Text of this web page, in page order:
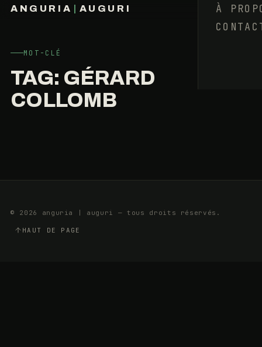
ANGURIA AUGURI
À
MOT-CLÉ
TAG: GÉRARD
COLLOMB
FESTIVALS,
ILLÉGALE
?
30
JUILLET
5
MIN
© 2026 anguria | auguri — tous droits réservés.
HAUT DE PAGE